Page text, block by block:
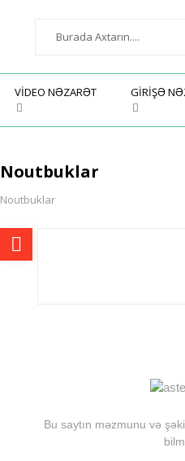
VIDEO NƏZARƏT GIRIŞƏ
Noutbuklar
Noutbuklar
Bu saytın məzmunu və